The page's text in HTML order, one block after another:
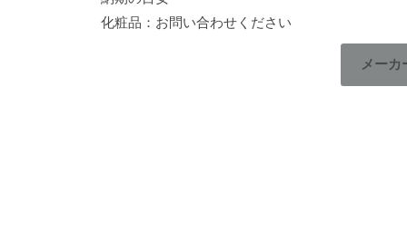
化粧品：お問い合わせください
メーカ